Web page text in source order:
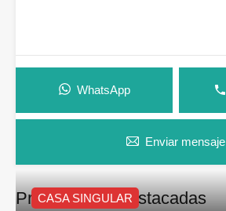
WhatsApp
Enviar mensaje
Propiedades Destacadas
CASA SINGULAR